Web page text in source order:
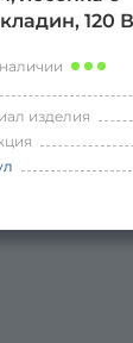
120
с
часов,
изделия